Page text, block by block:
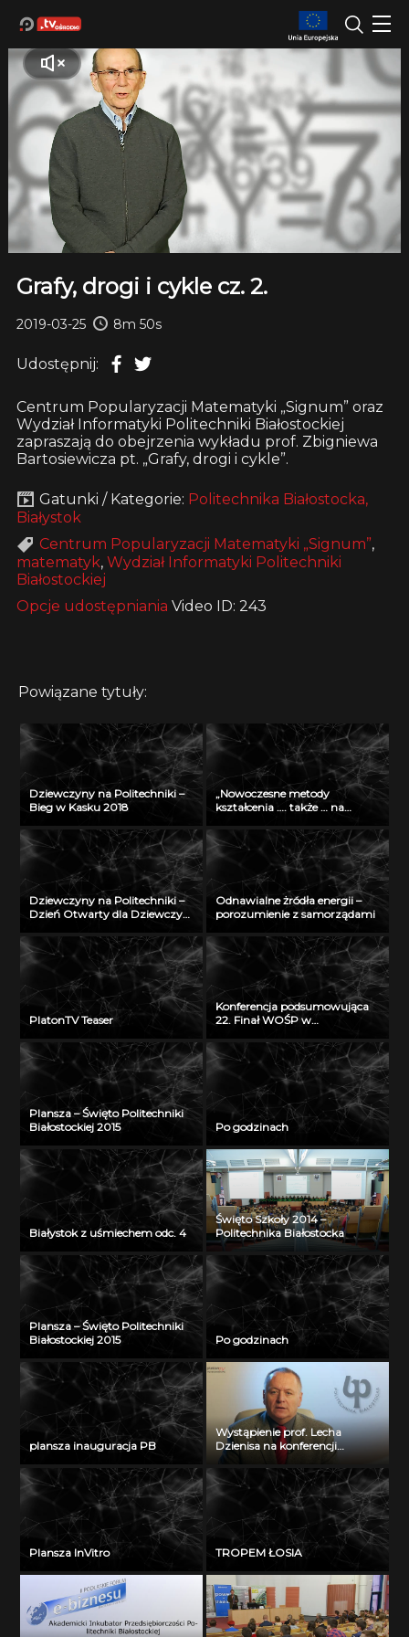
Grafy, drogi i cykle cz. 2.
2019-03-25 8m 50s
Udostępnij:
Centrum Popularyzacji Matematyki „Signum” oraz
Wydział Informatyki Politechniki Białostockiej
zapraszają do obejrzenia wykładu prof. Zbigniewa
Bartosiewicza pt. „Grafy, drogi i cykle”.
Gatunki / Kategorie: Politechnika Białostocka,
Białystok
Centrum Popularyzacji Matematyki „Signum”,
matematyk, Wydział Informatyki Politechniki
Białostockiej
Opcje udostępniania Video ID: 243
Powiązane tytuły:
Dziewczyny na Politechniki –
Bieg w Kasku 2018
„Nowoczesne metody
kształcenia …. także … na
Radiu Akadera – 11 grudzień
2012
Dziewczyny na Politechniki –
Dzień Otwarty dla Dziewczyn
Odnawialne żródła energii –
porozumienie z samorządami
PlatonTV Teaser
Konferencja podsumowująca
22. Finał WOŚP w
Plansza – Święto Politechniki
Białostockiej 2015
Po godzinach
Białystok z uśmiechem odc. 4
Święto Szkoły 2014 –
Politechnika Białostocka
Plansza – Święto Politechniki
Białostockiej 2015
Po godzinach
plansza inauguracja PB
Wystąpienie prof. Lecha
Dzienisa na konferencji
„Integration, partnership and
innovations in civil engineering
and education”
Plansza InVitro TROPEM ŁOSIA